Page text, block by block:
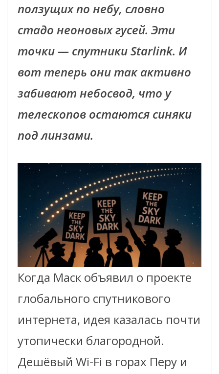
ползущих по небу, словно
стадо неоновых гусей. Эти
точки — спутники Starlink. И
вот теперь они так активно
забивают небосвод, что у
телескопов остаются синяки
под линзами.
Когда Маск объявил о проекте
глобального спутникового
интернета, идея казалась почти
утопически благородной.
Дешёвый Wi-Fi в горах Перу и